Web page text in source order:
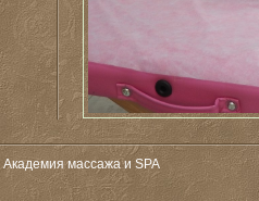
массажа и SPA